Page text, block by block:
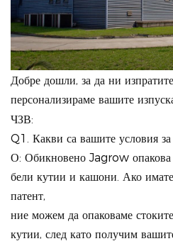
Добре дошли, за да ни
персонализираме вашите
ЧЗВ:
Q1. Какви са вашите условия за
О: Обикновено Jagrow опакова
бели кутии и кашони. Ако
патент,
ние можем да опаковаме
кутии, след като получим